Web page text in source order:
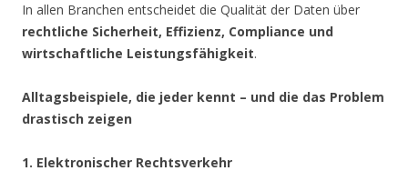
In allen Branchen entscheidet die Qualität der Daten über
rechtliche Sicherheit, Effizienz, Compliance und
wirtschaftliche Leistungsfähigkeit.
Alltagsbeispiele, die jeder kennt – und die das Problem
drastisch zeigen
1. Elektronischer Rechtsverkehr